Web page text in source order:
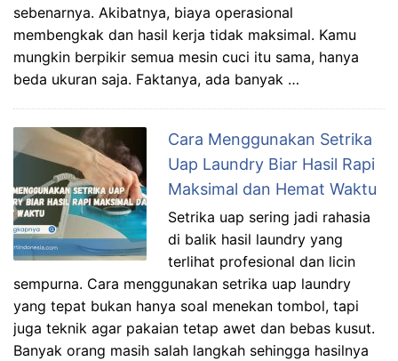
sebenarnya. Akibatnya, biaya operasional
membengkak dan hasil kerja tidak maksimal. Kamu
mungkin berpikir semua mesin cuci itu sama, hanya
beda ukuran saja. Faktanya, ada banyak …
Cara Menggunakan Setrika
Uap Laundry Biar Hasil Rapi
Maksimal dan Hemat Waktu
Setrika uap sering jadi rahasia
di balik hasil laundry yang
terlihat profesional dan licin
sempurna. Cara menggunakan setrika uap laundry
yang tepat bukan hanya soal menekan tombol, tapi
juga teknik agar pakaian tetap awet dan bebas kusut.
Banyak orang masih salah langkah sehingga hasilnya